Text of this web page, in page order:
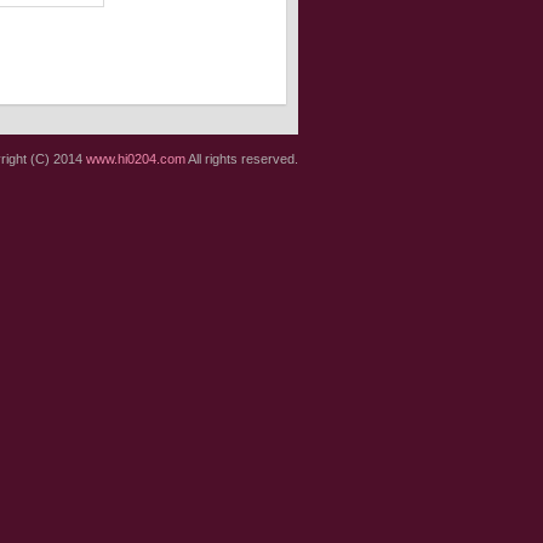
(C) 2014 www.hi0204.comAll rights reserved.